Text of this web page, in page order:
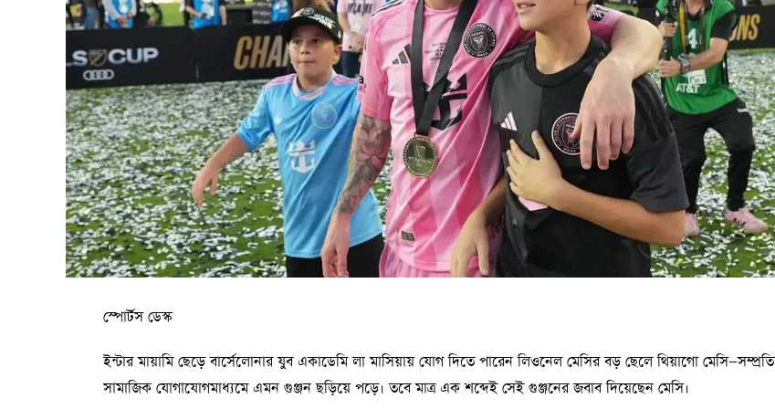
স্পোর্টস ডেস্ক
ইন্টার মায়ামি ছেড়ে বার্সেলোনার যুব একাডেমি লা মাসিয়ায় যোগ দিতে পারেন লিওনেল মেসির বড় ছেলে থিয়াগো মেসি—সম্প্রতি
সামাজিক যোগাযোগমাধ্যমে এমন গুঞ্জন ছড়িয়ে পড়ে। তবে মাত্র এক শব্দেই সেই গুঞ্জনের জবাব দিয়েছেন মেসি।